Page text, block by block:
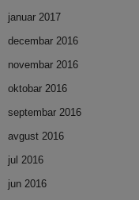
januar 2017
decembar 2016
novembar 2016
oktobar 2016
septembar 2016
avgust 2016
jul 2016
jun 2016